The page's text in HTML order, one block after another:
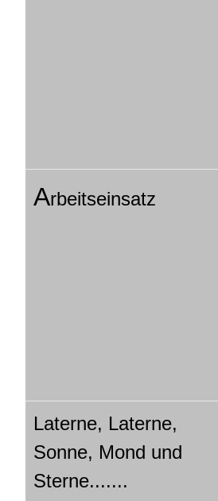
Arbeitseinsatz
Laterne, Laterne,
Sonne, Mond und
Sterne.......